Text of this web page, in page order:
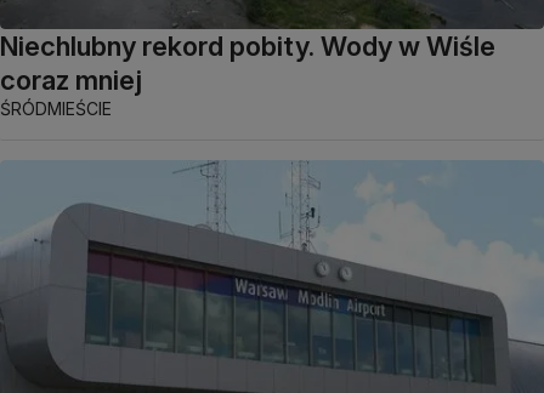
Niechlubny rekord pobity. Wody w Wiśle
coraz mniej
ŚRÓDMIEŚCIE